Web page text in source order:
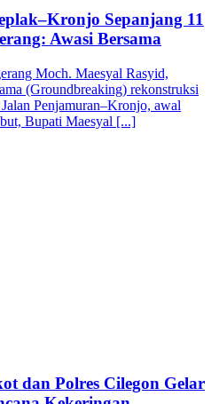
Sepanjang 11
Awasi Bersama
Moch. Maesyal Rasyid,
(Groundbreaking) rekonstruksi
Penjamuran–Kronjo, awal
Bupati Maesyal [...]
dan Polres Cilegon Gelar